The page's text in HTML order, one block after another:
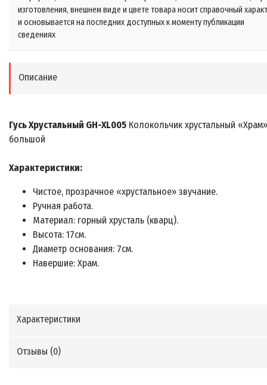
изготовления, внешнем виде и цвете товара носит справочный
и основывается на последних доступных к моменту публикации
сведениях
Описание
Гусь Хрустальный GH-XL005 Колокольчик хрустальный
большой
Характеристики:
Чистое, прозрачное «хрустальное» звучание.
Ручная работа.
Материал: горный хрусталь (кварц).
Высота: 17см.
Диаметр основания: 7см.
Навершие: Храм.
Характеристики
Отзывы (0)